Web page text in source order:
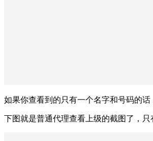
如果你查看到的只有一个名字和号码的
下图就是普通代理查看上级的截图了，只